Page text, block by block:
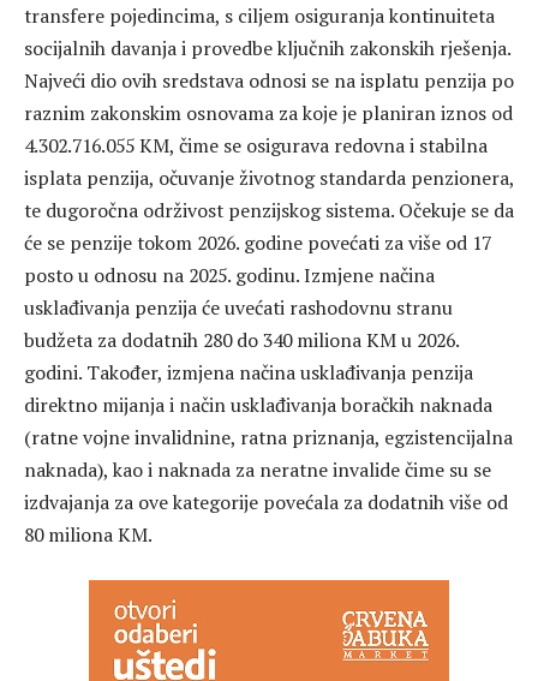
transfere pojedincima, s ciljem osiguranja kontinuiteta
socijalnih davanja i provedbe ključnih zakonskih rješenja.
Najveći dio ovih sredstava odnosi se na isplatu penzija po
raznim zakonskim osnovama za koje je planiran iznos od
4.302.716.055 KM, čime se osigurava redovna i stabilna
isplata penzija, očuvanje životnog standarda penzionera,
te dugoročna održivost penzijskog sistema. Očekuje se da
će se penzije tokom 2026. godine povećati za više od 17
posto u odnosu na 2025. godinu. Izmjene načina
usklađivanja penzija će uvećati rashodovnu stranu
budžeta za dodatnih 280 do 340 miliona KM u 2026.
godini. Također, izmjena načina usklađivanja penzija
direktno mijanja i način usklađivanja boračkih naknada
(ratne vojne invalidnine, ratna priznanja, egzistencijalna
naknada), kao i naknada za neratne invalide čime su se
izdvajanja za ove kategorije povećala za dodatnih više od
80 miliona KM.